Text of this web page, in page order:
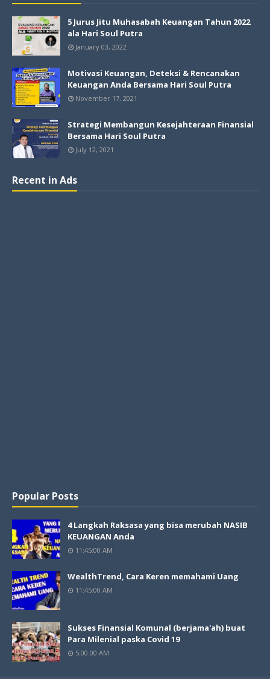
5 Jurus Jitu Muhasabah Keuangan Tahun 2022
ala Hari Soul Putra
January 03, 2022
Motivasi Keuangan, Deteksi & Rencanakan
Keuangan Anda Bersama Hari Soul Putra
November 17, 2021
Strategi Membangun Kesejahteraan Finansial
Bersama Hari Soul Putra
July 12, 2021
Recent in Ads
Popular Posts
4 Langkah Raksasa yang bisa merubah NASIB
KEUANGAN Anda
11:45:00 AM
WealthTrend, Cara Keren memahami Uang
11:45:00 AM
Sukses Finansial Komunal (berjama'ah) buat
Para Milenial paska Covid 19
5:00:00 AM